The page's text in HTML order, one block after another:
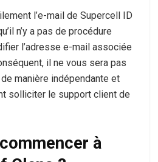
l’e-mail de Supercell ID
n’y a pas de procédure
l’adresse e-mail associée
il ne vous sera pas
manière indépendante et
solliciter le support client de
à